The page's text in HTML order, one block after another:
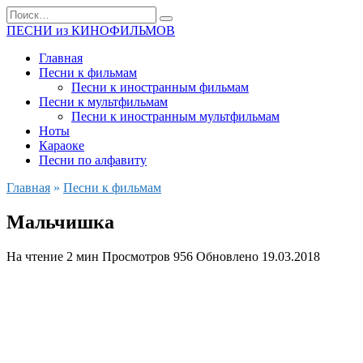
Перейти
к
Search
for:
ПЕСНИ из КИНОФИЛЬМОВ
Главная
Песни к фильмам
Песни к иностранным фильмам
Песни к мультфильмам
Песни к иностранным мультфильмам
Ноты
Караоке
Песни по алфавиту
Главная » Песни к фильмам
Мальчишка
На чтение 2 мин Просмотров 956 Обновлено 19.03.2018